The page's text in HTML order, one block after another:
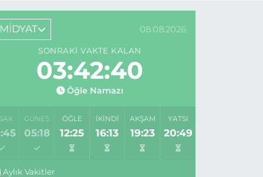
MİDYAT 08.08.2026
SONRAKI VAKTE KALAN
03:42:40
Öğle Namazı
GÜNEŞ
05:18
ÖĞLE
12:25
İKINDI
16:13
AKŞAM
19:23
YATSI
20:49
Aylık Vakitler